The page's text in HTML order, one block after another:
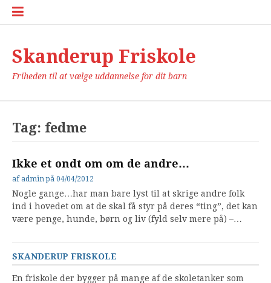
Spring
(EU)
siden
Skanderup Friskole
Friheden til at vælge uddannelse for dit barn
Tag: fedme
Ikke et ondt om om de andre…
af admin på 04/04/2012
Nogle gange…har man bare lyst til at skrige andre folk
ind i hovedet om at de skal få styr på deres “ting”, det kan
være penge, hunde, børn og liv (fyld selv mere på) –…
SKANDERUP FRISKOLE
En friskole der bygger på mange af de skoletanker som